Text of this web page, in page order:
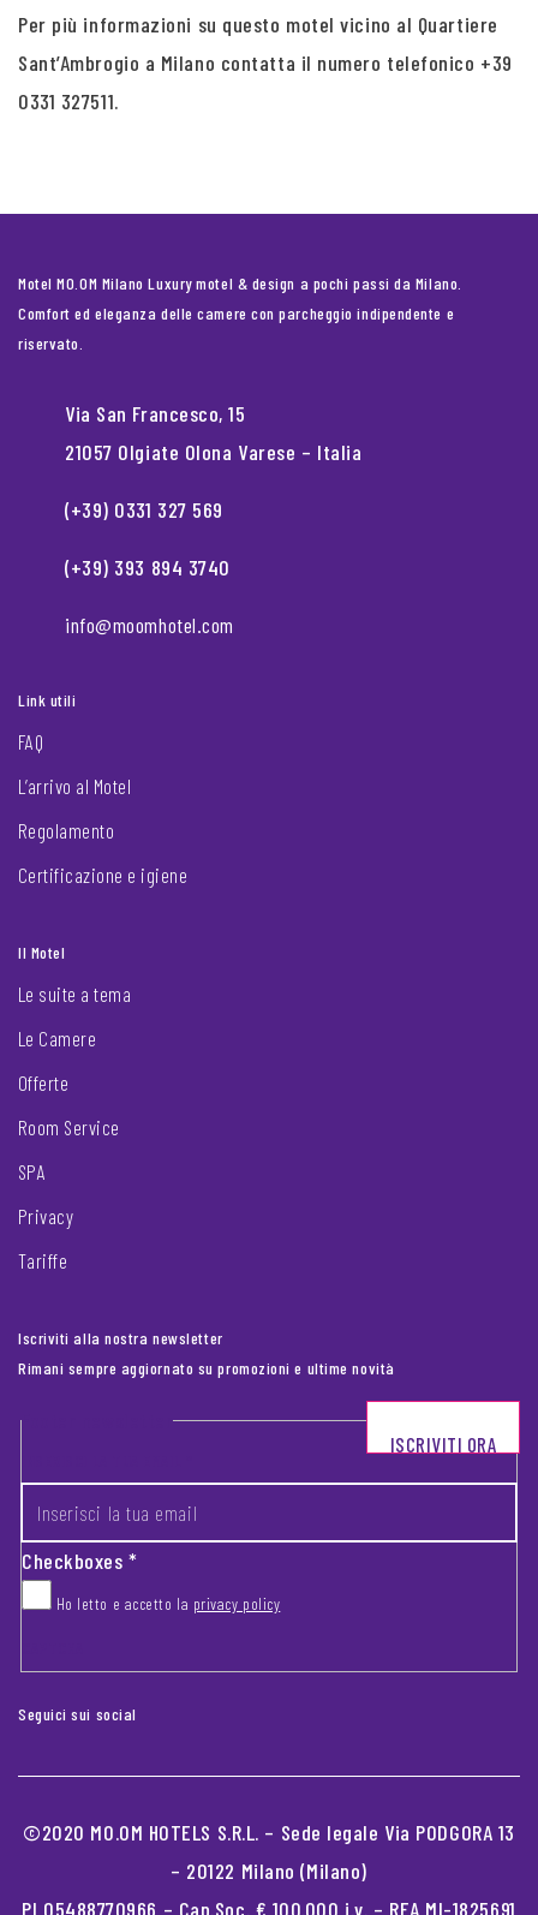
Per più informazioni su questo motel vicino al Quartiere
Sant’Ambrogio a Milano contatta il numero telefonico +39
0331 327511.
Motel MO.OM Milano Luxury motel & design a pochi passi da Milano.
Comfort ed eleganza delle camere con parcheggio indipendente e
riservato.
Via San Francesco, 15
21057 Olgiate Olona Varese – Italia
(+39) 0331 327 569
(+39) 393 894 3740
info@moomhotel.com
Link utili
FAQ
L’arrivo al Motel
Regolamento
Certificazione e igiene
Il Motel
Le suite a tema
Le Camere
Offerte
Room Service
SPA
Privacy
Tariffe
Iscriviti alla nostra newsletter
Rimani sempre aggiornato su promozioni e ultime novità
Footer newsletter
Checkboxes*
Ho letto e accetto la privacy policy
ISCRIVITI ORA
Seguici sui social
©2020 MO.OM HOTELS S.R.L. – Sede legale Via PODGORA 13
– 20122 Milano (Milano)
PI 05488770966 – Cap.Soc. € 100.000 i.v. – REA MI-1825691